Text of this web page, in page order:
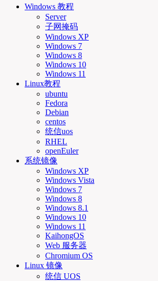
Windows 教程
Server
子网掩码
Windows XP
Windows 7
Windows 8
Windows 10
Windows 11
Linux教程
ubuntu
Fedora
Debian
centos
统信uos
RHEL
openEuler
系统镜像
Windows XP
Windows Vista
Windows 7
Windows 8
Windows 8.1
Windows 10
Windows 11
KaihongOS
Web 服务器
Chromium OS
Linux 镜像
统信 UOS